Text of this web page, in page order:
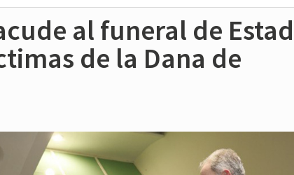
al funeral de
de la Dana de